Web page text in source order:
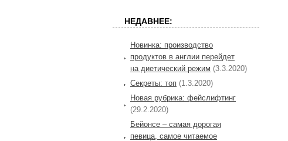
НЕДАВНЕЕ:
Новинка: производство
продуктов в англии перейдет
на диетический режим (3.3.2020)
Секреты: топ (1.3.2020)
Новая рубрика: фейслифтинг
(29.2.2020)
Бейонсе – самая дорогая
певица, самое читаемое